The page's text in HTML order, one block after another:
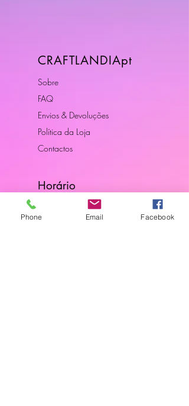
CRAFTLANDIApt
Sobre
FAQ
Envios & Devoluções
Política da Loja
Contactos
Horário
Dias Úteis: 10H00 - 18H00
Phone Email Facebook